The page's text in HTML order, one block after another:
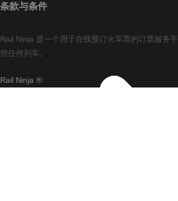
馬德里開往
Rail Ninja ®
Rail Ninja 是一个用于在线预订火车票的订票服务
营任何列车。
条款与条件